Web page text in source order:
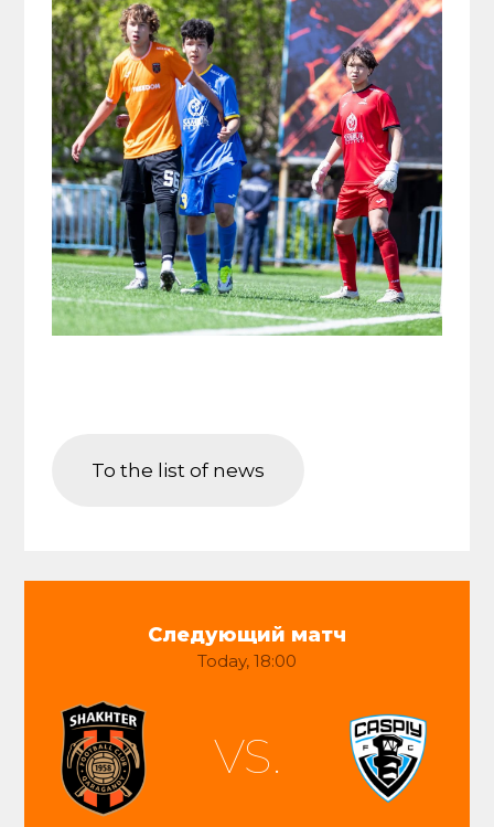
To the list of news
Следующий матч
Today, 18:00
VS.